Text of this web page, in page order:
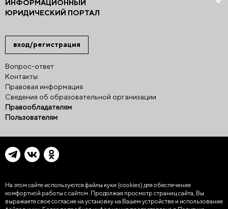
вход/регистрация
Вопрос-ответ
Контакты
Правовая информация
Сведения об образовательной организации
Правообладателям
Пользователям
ИНФОРМАЦИОННЫЙ
ЮРИДИЧЕСКИЙ ПОРТАЛ
На этом сайте используются файлы куки (cookies) для обеспечения
комфортной работы с сайтом. Продолжая просмотр страниц сайта, Вы
выражаете свое согласие на установку на Вашем устройстве и использование